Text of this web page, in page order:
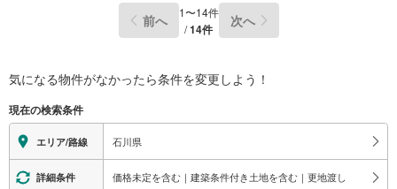
前へ 1〜14件
/14件 次へ
気になる物件がなかったら条件を変更しよう！
現在の検索条件
エリア/路線 石川県
詳細条件 価格未定を含む｜建築条件付き土地を含む｜更地渡し